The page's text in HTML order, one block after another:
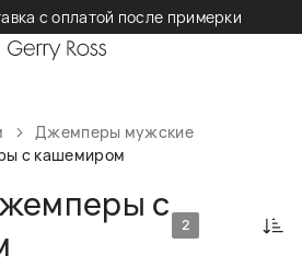
с оплатой после примерки
Джемперы мужские
с кашемиром
с
2